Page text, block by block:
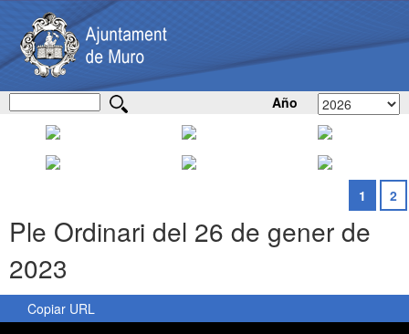
Año
2
1
Ple Ordinari del 26 de gener de
2023
Copiar URL